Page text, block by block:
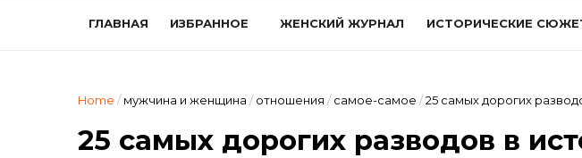
ГЛАВНАЯ ИЗБРАННОЕ ЖЕНСКИЙ ЖУРНАЛ ИСТОРИЧЕСКИЕ
Home / мужчина и женщина / отношения / самое-самое /25 самых дорогих
25 самых дорогих разводов в